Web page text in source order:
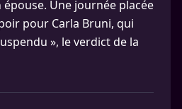
Une journée placée
pour Carla Bruni, qui
», le verdict de la